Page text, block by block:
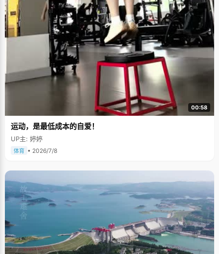
00:58
运动，是最低成本的自爱！
UP主: 婷婷
体育 • 2026/7/8